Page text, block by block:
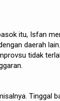
itu, Isfan
daerah
tidak
Tinggal